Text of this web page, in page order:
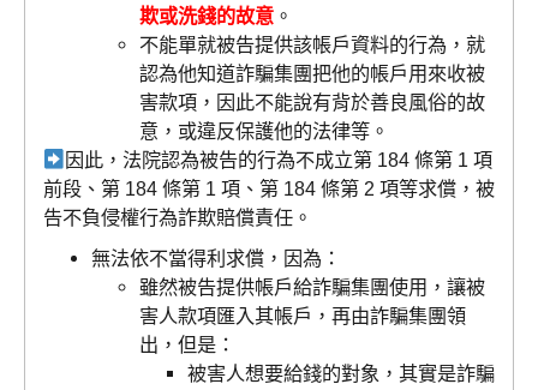
欺或洗錢的故意 。
不能單就被告提供該帳戶資料的行為，就
認為他知道詐騙集團把他的帳戶用來收被
害款項，因此不能說有背於善良風俗的故
意，或違反保護他的法律等。
因此，法院認為被告的行為不成立第 184 條第 1 項
前段、第 184 條第 1 項、第 184 條第 2 項等求償，被
告不負侵權行為詐欺賠償責任。
無法依不當得利求償，因為：
雖然被告提供帳戶給詐騙集團使用，讓被
害人款項匯入其帳戶，再由詐騙集團領
出，但是：
被害人想要給錢的對象，其實是詐騙